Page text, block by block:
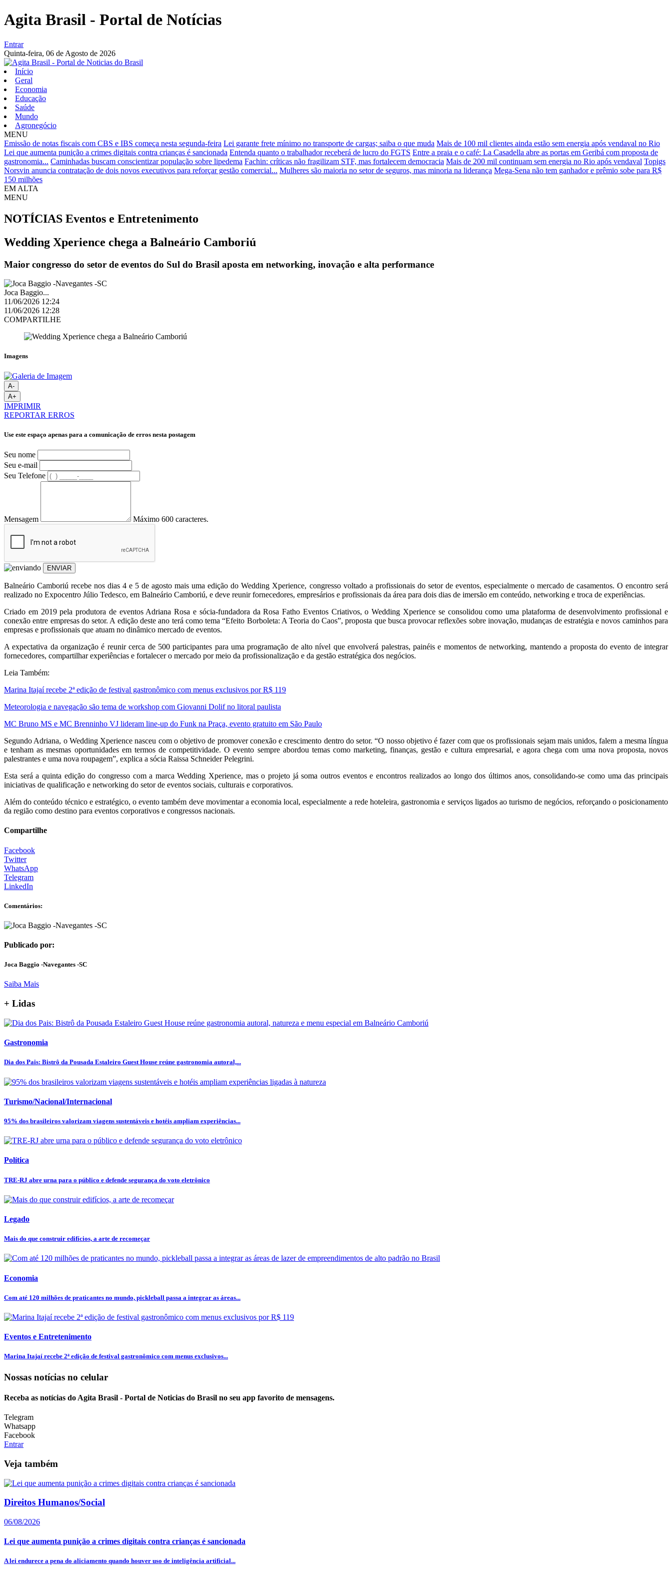
Agita Brasil - Portal de Notícias
Entrar
Quinta-feira, 06 de Agosto de 2026
Início
Geral
Economia
Educação
Saúde
Mundo
Agronegócio
MENU
Emissão de notas fiscais com CBS e IBS começa nesta segunda-feira Lei garante frete mínimo no transporte de cargas; saiba o que muda Mais de 100 mil clientes ainda estão sem energia após vendaval no Rio
Lei que aumenta punição a crimes digitais contra crianças é sancionada Entenda quanto o trabalhador receberá de lucro do FGTS Entre a praia e o café: La Casadella abre as portas em Geribá com proposta de
gastronomia... Caminhadas buscam conscientizar população sobre lipedema Fachin: críticas não fragilizam STF, mas fortalecem democracia Mais de 200 mil continuam sem energia no Rio após vendaval Topigs
Norsvin anuncia contratação de dois novos executivos para reforçar gestão comercial... Mulheres são maioria no setor de seguros, mas minoria na liderança Mega-Sena não tem ganhador e prêmio sobe para R$
150 milhões
EM ALTA
MENU
NOTÍCIAS Eventos e Entretenimento
Wedding Xperience chega a Balneário Camboriú
Maior congresso do setor de eventos do Sul do Brasil aposta em networking, inovação e alta performance
Joca Baggio...
11/06/2026 12:24
11/06/2026 12:28
COMPARTILHE
Imagens
A-
A+
IMPRIMIR
REPORTAR ERROS
Use este espaço apenas para a comunicação de erros nesta postagem
Seu nome
Seu e-mail
Seu Telefone
Mensagem Máximo 600 caracteres.
ENVIAR
Balneário Camboriú recebe nos dias 4 e 5 de agosto mais uma edição do Wedding Xperience, congresso voltado a profissionais do setor de eventos, especialmente o mercado de casamentos. O encontro será
realizado no Expocentro Júlio Tedesco, em Balneário Camboriú, e deve reunir fornecedores, empresários e profissionais da área para dois dias de imersão em conteúdo, networking e troca de experiências.
Criado em 2019 pela produtora de eventos Adriana Rosa e sócia-fundadora da Rosa Fatho Eventos Criativos, o Wedding Xperience se consolidou como uma plataforma de desenvolvimento profissional e
conexão entre empresas do setor. A edição deste ano terá como tema “Efeito Borboleta: A Teoria do Caos”, proposta que busca provocar reflexões sobre inovação, mudanças de estratégia e novos caminhos para
empresas e profissionais que atuam no dinâmico mercado de eventos.
A expectativa da organização é reunir cerca de 500 participantes para uma programação de alto nível que envolverá palestras, painéis e momentos de networking, mantendo a proposta do evento de integrar
fornecedores, compartilhar experiências e fortalecer o mercado por meio da profissionalização e da gestão estratégica dos negócios.
Leia Também:
Marina Itajaí recebe 2ª edição de festival gastronômico com menus exclusivos por R$ 119
Meteorologia e navegação são tema de workshop com Giovanni Dolif no litoral paulista
MC Bruno MS e MC Brenninho VJ lideram line-up do Funk na Praça, evento gratuito em São Paulo
Segundo Adriana, o Wedding Xperience nasceu com o objetivo de promover conexão e crescimento dentro do setor. “O nosso objetivo é fazer com que os profissionais sejam mais unidos, falem a mesma língua
e tenham as mesmas oportunidades em termos de competitividade. O evento sempre abordou temas como marketing, finanças, gestão e cultura empresarial, e agora chega com uma nova proposta, novos
palestrantes e uma nova roupagem”, explica a sócia Raissa Schneider Pelegrini.
Esta será a quinta edição do congresso com a marca Wedding Xperience, mas o projeto já soma outros eventos e encontros realizados ao longo dos últimos anos, consolidando-se como uma das principais
iniciativas de qualificação e networking do setor de eventos sociais, culturais e corporativos.
Além do conteúdo técnico e estratégico, o evento também deve movimentar a economia local, especialmente a rede hoteleira, gastronomia e serviços ligados ao turismo de negócios, reforçando o posicionamento
da região como destino para eventos corporativos e congressos nacionais.
Compartilhe
Facebook
Twitter
WhatsApp
Telegram
LinkedIn
Comentários:
Publicado por:
Joca Baggio -Navegantes -SC
Saiba Mais
+ Lidas
Gastronomia
Dia dos Pais: Bistrô da Pousada Estaleiro Guest House reúne gastronomia autoral,...
Turismo/Nacional/Internacional
95% dos brasileiros valorizam viagens sustentáveis e hotéis ampliam experiências...
Política
TRE-RJ abre urna para o público e defende segurança do voto eletrônico
Legado
Mais do que construir edifícios, a arte de recomeçar
Economia
Com até 120 milhões de praticantes no mundo, pickleball passa a integrar as áreas...
Eventos e Entretenimento
Marina Itajaí recebe 2ª edição de festival gastronômico com menus exclusivos...
Nossas notícias no celular
Receba as notícias do Agita Brasil - Portal de Noticias do Brasil no seu app favorito de mensagens.
Telegram
Whatsapp
Facebook
Entrar
Veja também
Direitos Humanos/Social
06/08/2026
Lei que aumenta punição a crimes digitais contra crianças é sancionada
A lei endurece a pena do aliciamento quando houver uso de inteligência artificial...